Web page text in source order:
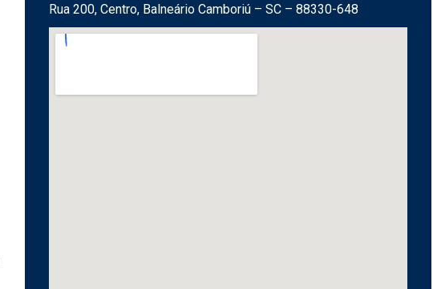
Rua 200, Centro, Balneário Camboriú – SC – 88330-648